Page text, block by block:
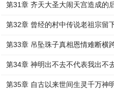
第31章 齐天大圣大闹天宫造成的
第32章 曾经的村中传说老祖宗留
第33章 吊坠珠子真相恩情难断横
第34章 神明出不去不代表我出不
第35章 自古以来世间生灵千万神